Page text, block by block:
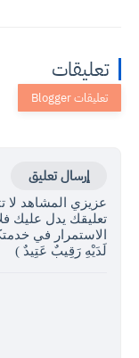
تعليقات
إرسال تعليق
عزيزي المشاهد لا
تعليقك يدل عليك
الاستمرار في
لَدَيْهِ رَقِيبٌ عَتِيدٌ )